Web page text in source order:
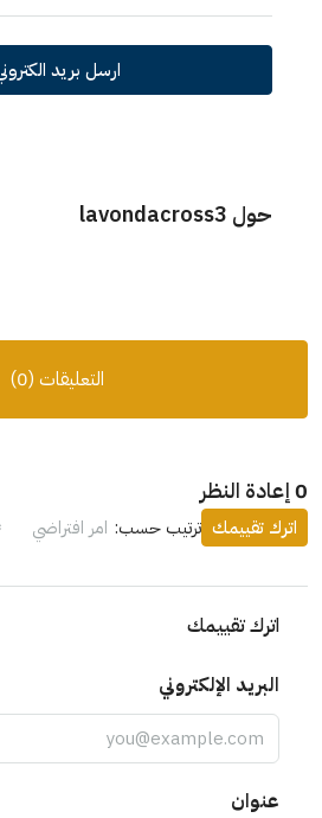
ارسل بريد الكتروني
حول lavondacross3
التعليقات (0)
0 إعادة النظر
ترتيب حسب: امر افتراضي اترك تقييمك
اترك تقييمك
البريد الإلكتروني
عنوان